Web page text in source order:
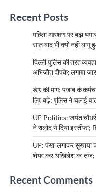
Recent Posts
महिला आरक्षण पर बढ़ा
साल बाद भी क्यों नहीं लागू
दिल्ली पुलिस की तरह
अभिजीत दीपके; लगाया
डीए की मांग: पंजाब के
लिए बढ़े; पुलिस ने चलाई
UP Politics: जयंत चौधरी
ने रालोद से दिया
UP: पंखा लगाकर
शेयर कर अखिलेश का तंज;
Recent Comments